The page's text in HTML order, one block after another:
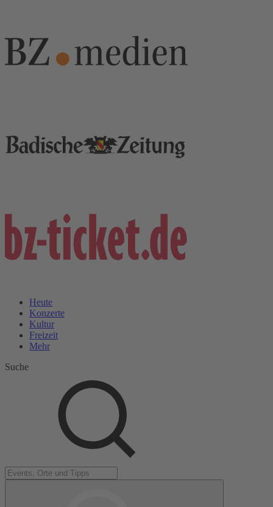
Heute
Konzerte
Kultur
Freizeit
Mehr
Suche